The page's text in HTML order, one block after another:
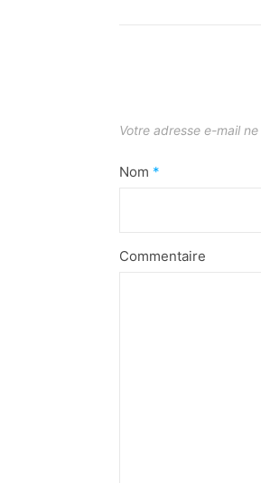
Votre adresse e-mail
Nom *
Commentaire